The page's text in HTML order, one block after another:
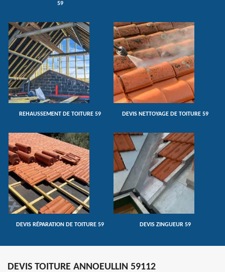
59
REHAUSSEMENT DE TOITURE 59 DEVIS NETTOYAGE DE TOITURE 59
DEVIS RÉPARATION DE TOITURE 59 DEVIS ZINGUEUR 59
DEVIS TOITURE ANNOEULLIN 59112